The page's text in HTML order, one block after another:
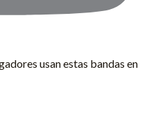
usan estas bandas en